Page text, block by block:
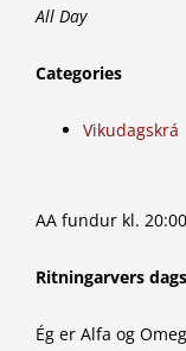
All Day
Categories
Vikudagskrá
AA fundur kl. 20:00
Ritningarvers
Ég er Alfa og